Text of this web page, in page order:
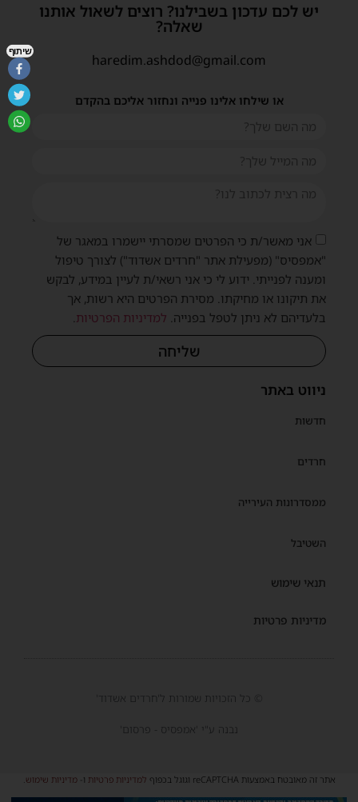
ניווט באתר
חדשות
חרדים
ממסדרונות העירייה
השטיבל
תנאי שימוש
מדיניות פרטיות
יש לכם עדכון בשבילנו? רוצים לשאול אותנו
שאלה?
haredim.ashdod@gmail.com
או שילחו אלינו פנייה ונחזור אליכם בהקדם
אני מאשר/ת כי הפרטים שמסרתי יישמרו במאגר של
"אמפסיס" (מפעילת אתר "חרדים אשדוד") לצורך טיפול
ומענה לפנייתי. ידוע לי כי אני רשאי/ת לעיין במידע, לבקש
את תיקונו או מחיקתו. מסירת הפרטים היא רשות, אך
בלעדיהם לא ניתן לטפל בפנייה. למדיניות הפרטיות
שליחה
© כל הזכויות שמורות ל'חרדים אשדוד'
נבנה ע"י 'אמפסיס - פרסום'
אתר זה מאובטח באמצעות reCAPTCHA וגוגל בכפוף למדיניות פרטיות ו-מדיניות שימוש
שיתוף